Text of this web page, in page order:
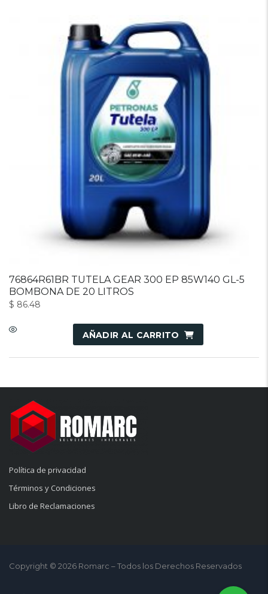
76864R61BR TUTELA GEAR 300 EP 85W140 GL-5
BOMBONA DE 20 LITROS
$ 86.48
AÑADIR AL CARRITO
Política de privacidad
Términos y Condiciones
Libro de Reclamaciones
Copyright © 2026 Romarc – Todos los Derechos Reservados